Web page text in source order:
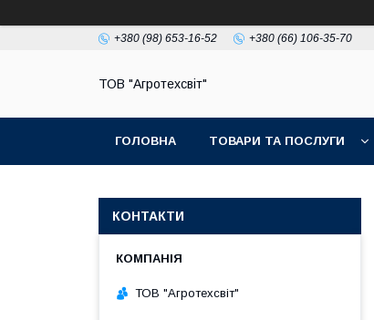
+380 (98) 653-16-52 +380 (66) 106-35-70
ТОВ "Агротехсвіт"
ГОЛОВНА ТОВАРИ ТА ПОСЛУГИ
КОНТАКТИ
ТОВ "Агротехсвіт"